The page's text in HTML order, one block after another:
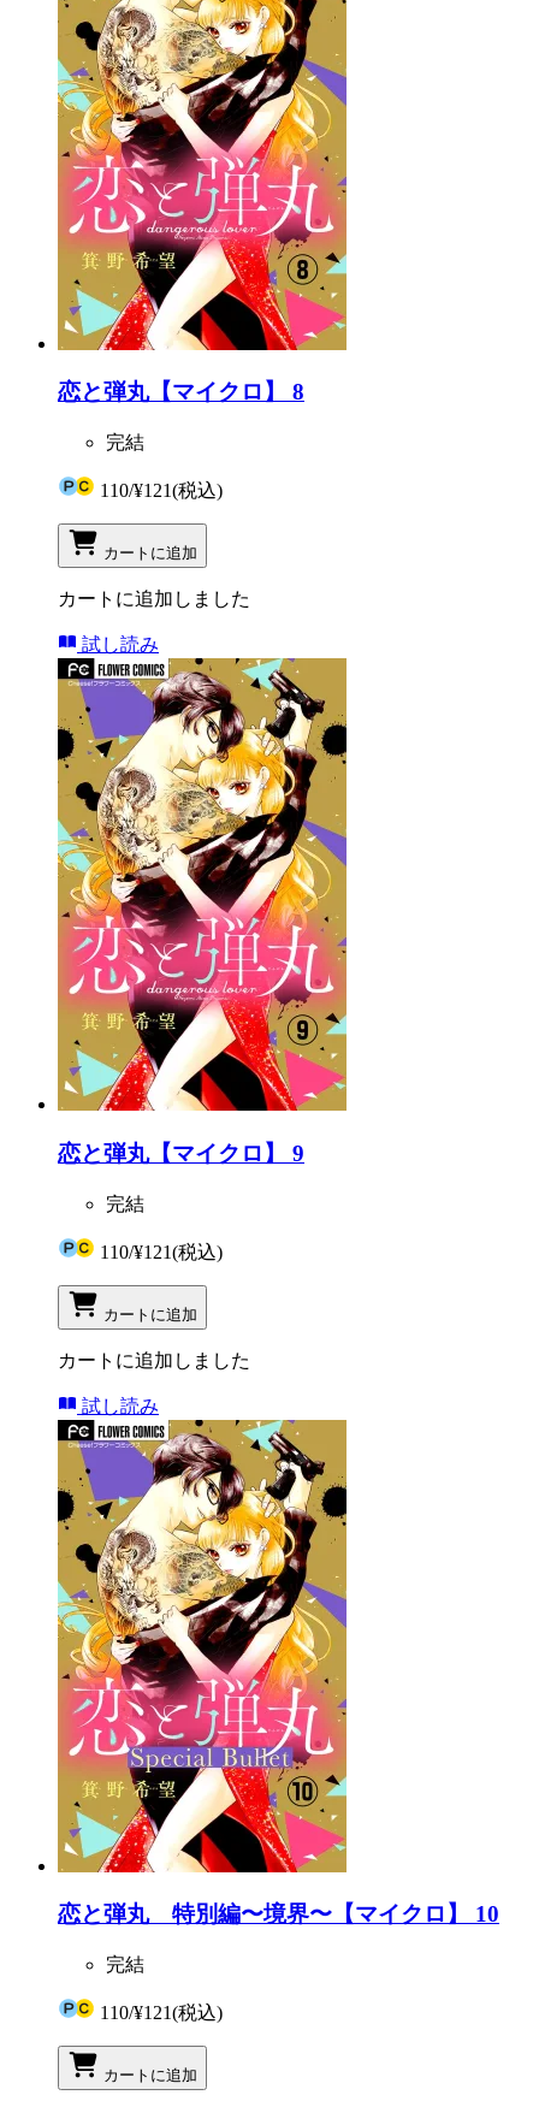
恋と弾丸【マイクロ】 8
完結
110/¥121(税込)
カートに追加
カートに追加しました
試し読み
恋と弾丸【マイクロ】 9
完結
110/¥121(税込)
カートに追加
カートに追加しました
試し読み
恋と弾丸 特別編〜境界〜【マイクロ】 10
完結
110/¥121(税込)
カートに追加